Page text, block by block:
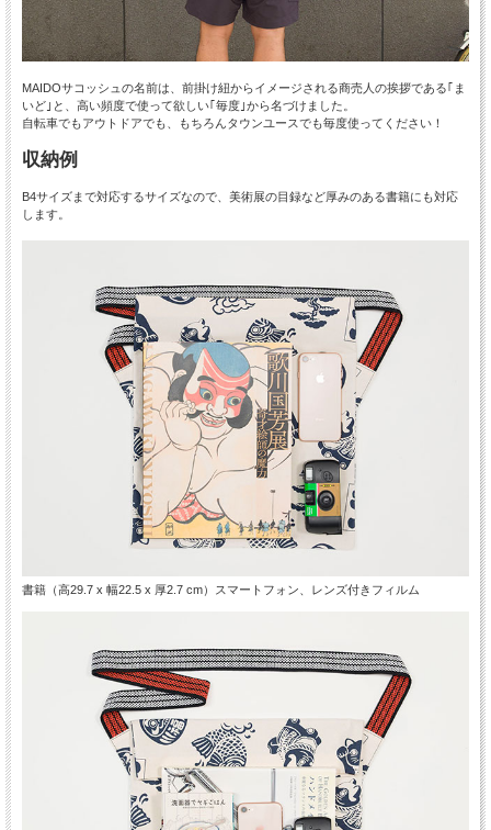
MAIDOサコッシュの名前は、前掛け紐からイメージされる商売人の挨拶である｢ま
いど｣と、高い頻度で使って欲しい｢毎度｣から名づけました。
自転車でもアウトドアでも、もちろんタウンユースでも毎度使ってください！
収納例
B4サイズまで対応するサイズなので、美術展の目録など厚みのある書籍にも対応
します。
書籍（高29.7 x 幅22.5 x 厚2.7 cm）スマートフォン、レンズ付きフィルム